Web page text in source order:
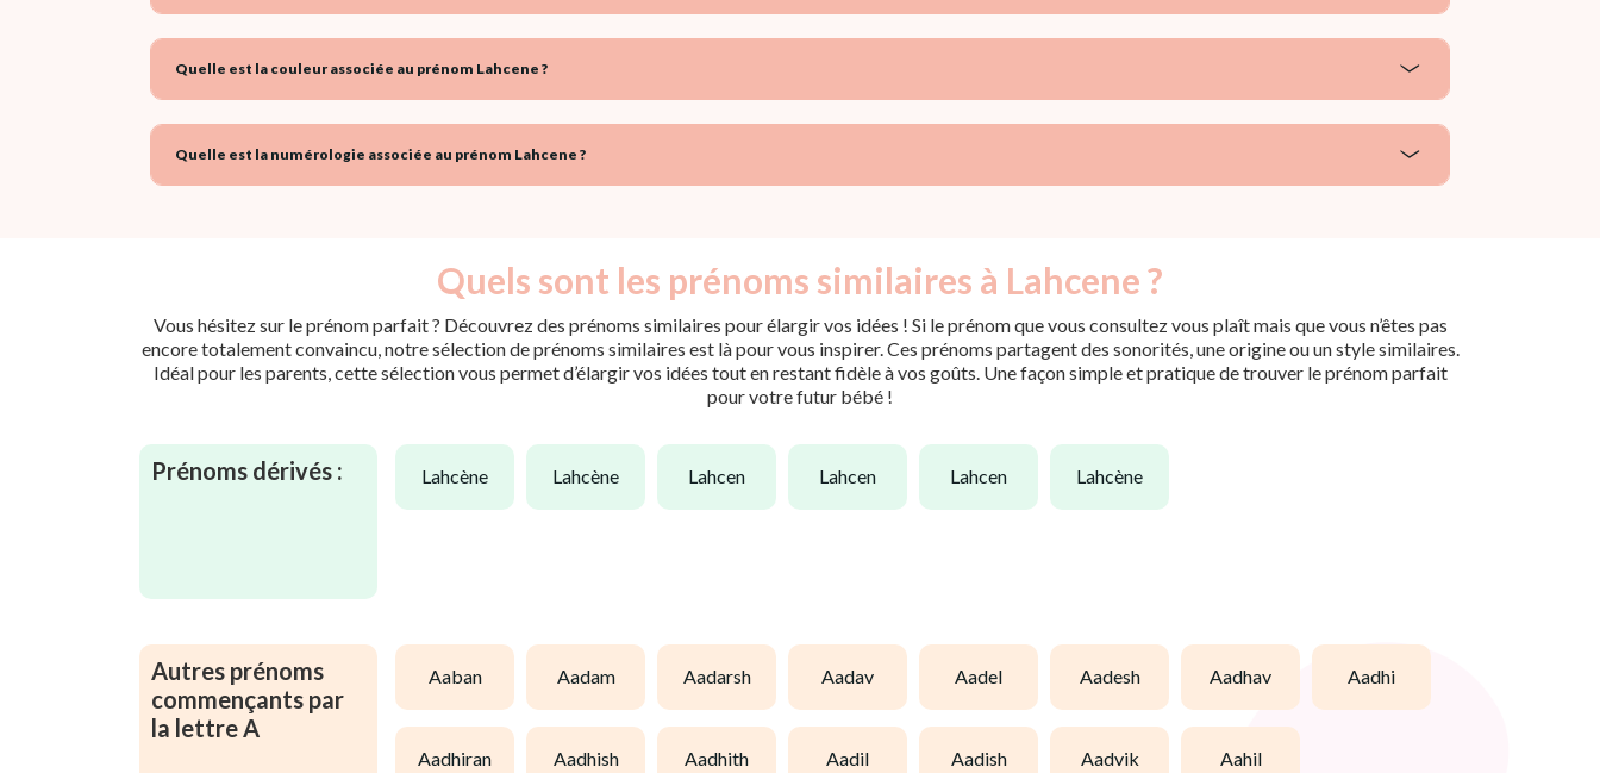
Quelle est la couleur associée au prénom Lahcene ?
Quelle est la numérologie associée au prénom Lahcene ?
Quels sont les prénoms similaires à Lahcene ?
Vous hésitez sur le prénom parfait ? Découvrez des prénoms similaires pour élargir vos idées ! Si le prénom que vous consultez vous plaît mais que vous n’êtes pas
encore totalement convaincu, notre sélection de prénoms similaires est là pour vous inspirer. Ces prénoms partagent des sonorités, une origine ou un style similaires.
Idéal pour les parents, cette sélection vous permet d’élargir vos idées tout en restant fidèle à vos goûts. Une façon simple et pratique de trouver le prénom parfait
pour votre futur bébé !
Prénoms dérivés : lahcène lahcène lahcen lahcen lahcen lahcène
Autres prénoms
commençants par
la lettre A
aaban aadam aadarsh aadav aadel aadesh aadhav aadhi
aadhiran aadhish aadhith aadil aadish aadvik aahil